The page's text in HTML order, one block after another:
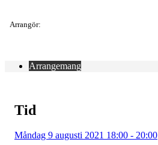
Arrangör:
Arrangemang
Tid
Måndag 9 augusti 2021 18:00 - 20:00